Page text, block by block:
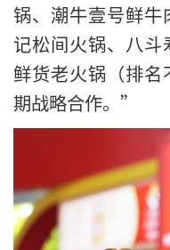
锅、潮牛壹号鲜牛
记松间火锅、八
鲜货老火锅（排
期战略合作。”